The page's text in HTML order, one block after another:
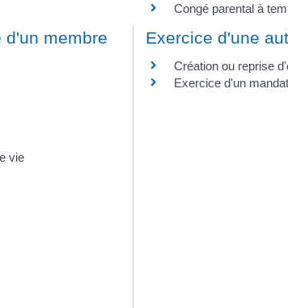
Congé parental à
d'un membre
vie
Exercice d'une
Création ou reprise
Exercice d'un